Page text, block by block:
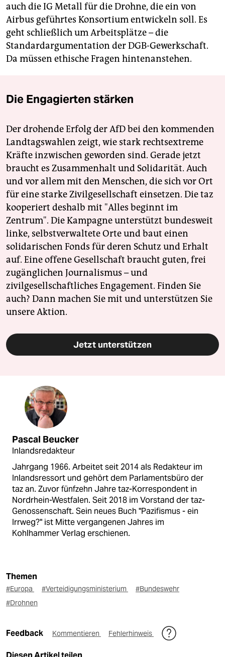
auch die IG Metall für die Drohne, die ein von
Airbus geführtes Konsortium entwickeln soll. Es
geht schließlich um Arbeitsplätze – die
Standardargumentation der DGB-Gewerkschaft.
Da müssen ethische Fragen hintenanstehen.
Die Engagierten stärken
Der drohende Erfolg der AfD bei den kommenden
Landtagswahlen zeigt, wie stark rechtsextreme
Kräfte inzwischen geworden sind. Gerade jetzt
braucht es Zusammenhalt und Solidarität. Auch
und vor allem mit den Menschen, die sich vor Ort
für eine starke Zivilgesellschaft einsetzen. Die taz
kooperiert deshalb mit "Alles beginnt im
Zentrum". Die Kampagne unterstützt bundesweit
linke, selbstverwaltete Orte und baut einen
solidarischen Fonds für deren Schutz und Erhalt
auf. Eine offene Gesellschaft braucht guten, frei
zugänglichen Journalismus – und
zivilgesellschaftliches Engagement. Finden Sie
auch? Dann machen Sie mit und unterstützen Sie
unsere Aktion.
Jetzt unterstützen
Pascal Beucker
Inlandsredakteur
Jahrgang 1966. Arbeitet seit 2014 als Redakteur im
Inlandsressort und gehört dem Parlamentsbüro der
taz an. Zuvor fünfzehn Jahre taz-Korrespondent in
Nordrhein-Westfalen. Seit 2018 im Vorstand der taz-
Genossenschaft. Sein neues Buch "Pazifismus - ein
Irrweg?" ist Mitte vergangenen Jahres im
Kohlhammer Verlag erschienen.
Themen
#Europa #Verteidigungsministerium
#Bundeswehr
#Drohnen
Feedback Kommentieren Fehlerhinweis
Diesen Artikel teilen